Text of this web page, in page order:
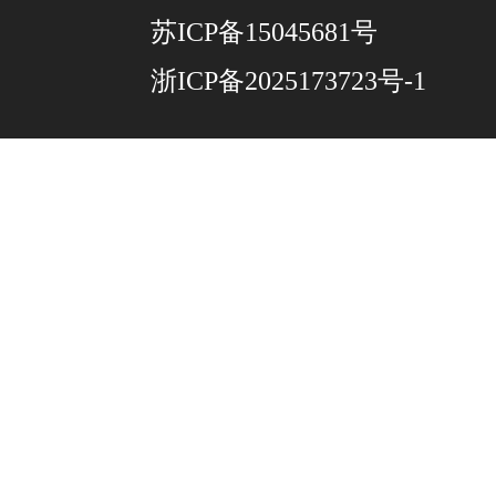
苏ICP备15045681号
浙ICP备2025173723号-1